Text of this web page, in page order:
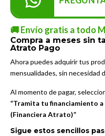
🚚 Envío gratis a todo
Compra a meses sin
Atrato Pago
Ahora puedes adquirir tus
mensualidades, sin
Al momento de pagar,
“Tramita tu financiamiento
(Financiera Atrato)”
Sigue estos sencillos